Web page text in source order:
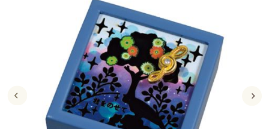
ジュニア・ティーンズ下着
キッチン・雑貨・日用品
寝具・インテリア・家具通販すべて
寝具・ベッド
カーテン・ラグ・ファブリック
美容・健康通販すべて
美容・健康・サプリメント
制服・スクール
制服・スクールすべて
制服・学生服
大きいサイズ
大きいサイズ通販すべて
バーゲン
キッチン・雑貨・日用品
カーテン・ラグ・ファブリック
美容・健康通販すべて
美容・健康・サプリメント
制服・スクールすべて
制服・学生服
ジュニア・ティーンズ下着
大きいサイズ通販すべて
大きいサイズ レディース服
バーゲンセール
詳細検索